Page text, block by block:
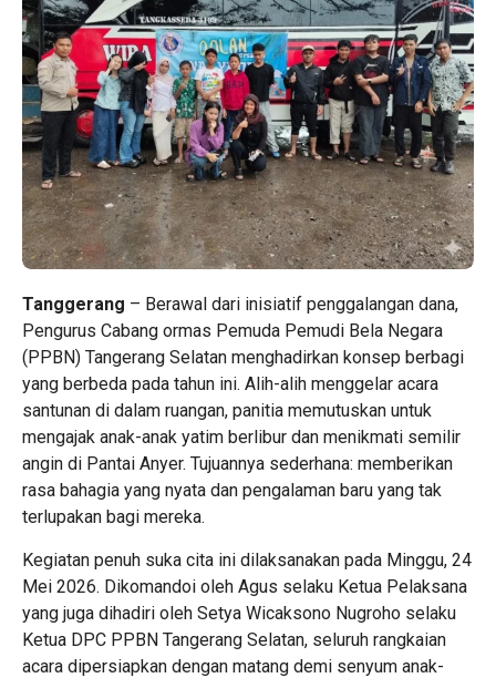
Tanggerang – Berawal dari inisiatif penggalangan dana,
Pengurus Cabang ormas Pemuda Pemudi Bela Negara
(PPBN) Tangerang Selatan menghadirkan konsep berbagi
yang berbeda pada tahun ini. Alih-alih menggelar acara
santunan di dalam ruangan, panitia memutuskan untuk
mengajak anak-anak yatim berlibur dan menikmati semilir
angin di Pantai Anyer. Tujuannya sederhana: memberikan
rasa bahagia yang nyata dan pengalaman baru yang tak
terlupakan bagi mereka.
Kegiatan penuh suka cita ini dilaksanakan pada Minggu, 24
Mei 2026. Dikomandoi oleh Agus selaku Ketua Pelaksana
yang juga dihadiri oleh Setya Wicaksono Nugroho selaku
Ketua DPC PPBN Tangerang Selatan, seluruh rangkaian
acara dipersiapkan dengan matang demi senyum anak-